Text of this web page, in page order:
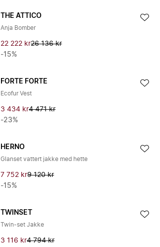
THE ATTICO
Anja Bomber
22 222 kr26 136 kr
-15%
FORTE FORTE
Ecofur Vest
3 434 kr4 471 kr
-23%
HERNO
Glanset vattert jakke med hette
7 752 kr9 120 kr
-15%
TWINSET
Twin-set Jakke
3 116 kr4 794 kr